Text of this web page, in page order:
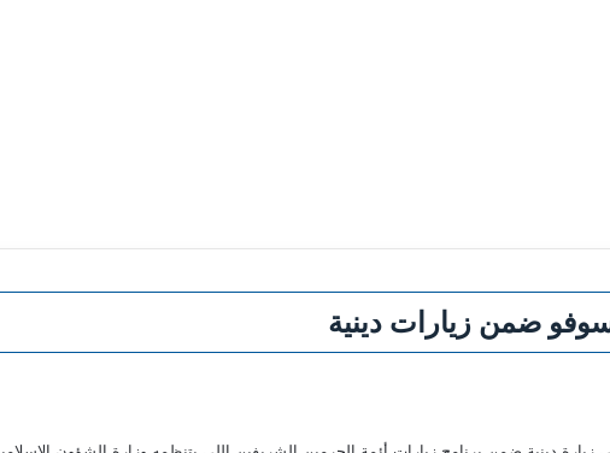
ضمن زيارات دينية